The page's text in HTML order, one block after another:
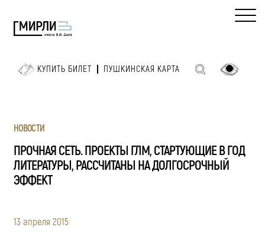
КУПИТЬ БИЛЕТ ПУШКИНСКАЯ КАРТА
НОВОСТИ
ПРОЧНАЯ СЕТЬ. ПРОЕКТЫ ГЛМ, СТАРТУЮЩИЕ В ГОД
ЛИТЕРАТУРЫ, РАССЧИТАНЫ НА ДОЛГОСРОЧНЫЙ
ЭФФЕКТ
13 апреля 2015